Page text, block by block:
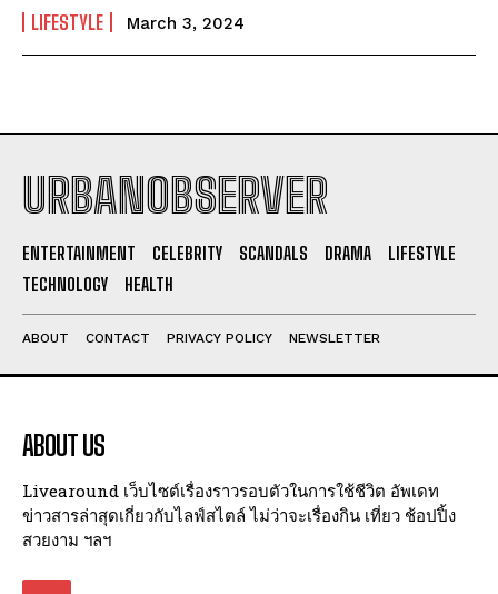
I've read and accept the
LIFESTYLE March 3, 2024
URBANOBSERVER
ENTERTAINMENT CELEBRITY SCANDALS DRAMA
LIFESTYLE
TECHNOLOGY
HEALTH
ABOUT CONTACT PRIVACY POLICY NEWSLETTER
ABOUT US
Livearound เว็บไซต์เรื่องราวรอบตัวในการใช้ชีวิต อัพเดท
ข่าวสารล่าสุดเกี่ยวกับไลฟ์สไตล์ ไม่ว่าจะเรื่องกิน เที่ยว ช้อปปิ้ง
สวยงาม ฯลฯ